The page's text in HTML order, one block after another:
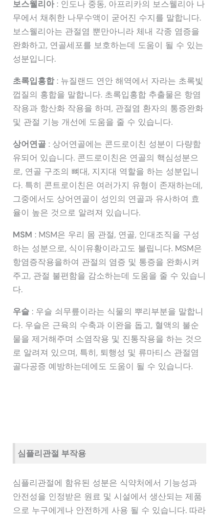
보스웰리아: 인도나 중동, 아프리카의 보스웰리아 나
무에서 채취한 나무수액이 굳어진 수지를 말합니다.
보스웰리아는 관절염 뿐만아니라 체내 각종 염증을
완화하고, 연골세포를 보호하는데 도움이 될 수 있는
성분입니다.
초록입홍합: 뉴질랜드 연안 해역에서 자라는 초록빛
껍질의 홍합을 말합니다. 초록입홍합 추출물은 항염
작용과 항산화 작용을 하며, 관절염 환자의 통증완화
및 관절 기능 개선에 도움을 줄 수 있습니다.
상어연골 : 상어연골에는 콘드로이친 성분이 다량함
유되어 있습니다. 콘드로이친은 연골의 핵심성분으
로, 연골 구조의 뼈대, 지지대 역할을 하는 성분입니
다. 특히 콘트로이친은 여러가지 유형이 존재하는데,
그중에서도 상어연골이 성인의 연골과 유사하여 효
율이 높은 것으로 알려져 있습니다.
MSM : MSM은 우리 몸 관절, 연골, 인대조직을 구성
하는 성분으로, 식이유황이라고도 불립니다. MSM은
항염증작용을하여 관절의 염증 및 통증을 완화시켜
주고, 관절 불편함을 감소하는데 도움을 줄 수 있습니
다.
우슬 : 우슬 쇠무릎이라는 식물의 뿌리부분을 말합니
다. 우슬은 근육의 수축과 이완을 돕고, 혈액의 불순
물을 제거해주며 소염작용 및 진통작용을 하는 것으
로 알려져 있으며, 특히, 퇴행성 및 류마티스 관절염
골다공증 예방하는데에도 도움이 될 수 있습니다.
심플리관절 부작용
심플리관절에 함유된 성분은 식약처에서 기능성과
안전성을 인정받은 원료 및 시설에서 생산되는 제품
으로 누구에게나 안전하게 사용 될 수 있습니다. 따라